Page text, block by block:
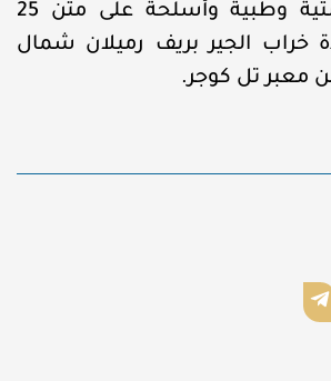
عسكرية ولوجستية وطبية وأسلحة على متن 25
خراب الجير بريف رميلان شمال
معبر تل كوجر.